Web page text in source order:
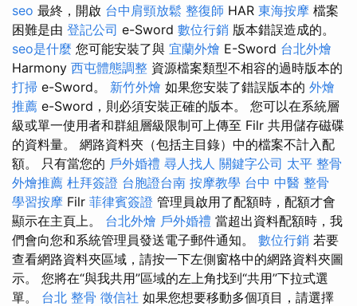
seo 最終，開啟 台中肩頸放鬆 整復師 HAR 東海按摩 檔案
困難是由 登記公司 e-Sword 數位行銷 版本錯誤造成的。
seo是什麼 您可能安裝了與 宜蘭外燴 E-Sword 台北外燴
Harmony 西屯體態調整 資源檔案類型不相容的過時版本的
打掃 e-Sword。 新竹外燴 如果您安裝了錯誤版本的 外燴
推薦 e-Sword，則必須安裝正確的版本。 您可以在系統層
級或單一使用者和群組層級限制可上傳至 Filr 共用儲存磁碟
的資料量。 網路資料夾（包括主目錄）中的檔案不計入配
額。 只有當您的 戶外婚禮 尋人找人 關鍵字公司 太平 整骨
外燴推薦 杜拜簽證 台胞證台南 按摩教學 台中 中醫 整骨
學習按摩 Filr 菲律賓簽證 管理員啟用了配額時，配額才會
顯示在主頁上。 台北外燴 戶外婚禮 當超出資料配額時，我
們會向您和系統管理員發送電子郵件通知。 數位行銷 若要
查看網路資料夾區域，請按一下左側窗格中的網路資料夾圖
示。 您將在“與我共用”區域的左上角找到“共用”下拉式選
單。 台北 整骨 徵信社 如果您想要移動多個項目，請選擇